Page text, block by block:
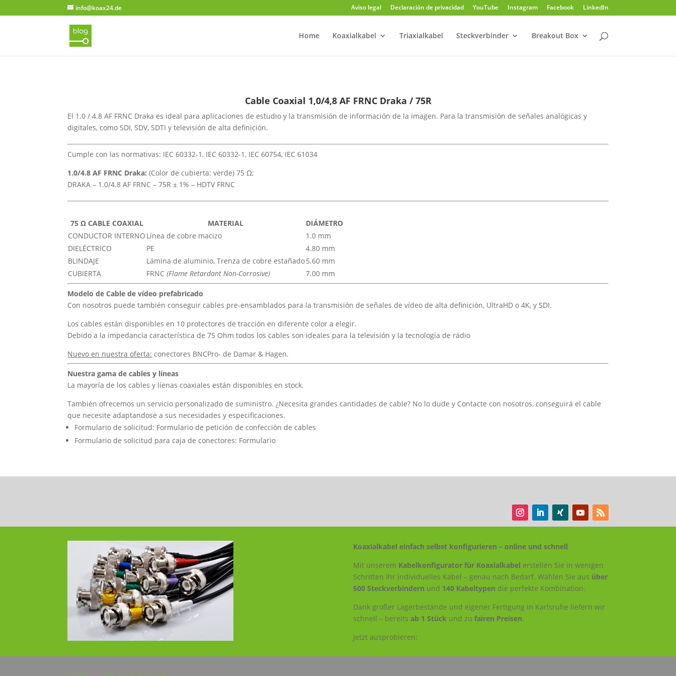
info@koax24.de Aviso legal Declaración de privacidad YouTube Instagram Facebook LinkedIn
Home Koaxialkabel Triaxialkabel Steckverbinder Breakout Box
Cable Coaxial 1,0/4,8 AF FRNC Draka / 75R
El 1.0 / 4.8 AF FRNC Draka es ideal para aplicaciones de estudio y la transmisión de información de la imagen. Para la transmisión de señales analógicas y
digitales, como SDI, SDV, SDTI y televisión de alta definición.
Cumple con las normativas: IEC 60332-1, IEC 60332-1, IEC 60754, IEC 61034
1.0/4.8 AF FRNC Draka:(Color de cubierta: verde) 75 Ω;
DRAKA – 1.0/4.8 AF FRNC – 75R ± 1% – HDTV FRNC
75 Ω CABLE COAXIAL MATERIAL
DIÁMETRO
CONDUCTOR INTERNO Línea de cobre macizo
1.0 mm
DIELÉCTRICO
PE
4.80 mm
BLINDAJE
Lámina de aluminio, Trenza de cobre estañado5.60 mm
CUBIERTA
FRNC(Flame Retardant Non-Corrosive) 7.00 mm
Modelo de Cable de vídeo prefabricado
Con nosotros puede también conseguir cables pre-ensamblados para la transmisión de señales de vídeo de alta definición, UltraHD o 4K, y SDI.
Los cables están disponibles en 10 protectores de tracción en diferente color a elegir.
Debido a la impedancia característica de 75 Ohm todos los cables son ideales para la televisión y la tecnología de rádio
Nuevo en nuestra oferta: conectores BNCPro- de Damar & Hagen.
Nuestra gama de cables y líneas
La mayoría de los cables y líenas coaxiales están disponibles en stock.
También ofrecemos un servicio personalizado de suministro. ¿Necesita grandes cantidades de cable? No lo dude y Contacte con nosotros,conseguirá el cable
que necesite adaptandose a sus necesidades y especificaciones.
Formulario de solicitud: Formulario de petición de confección de cables
Formulario de solicitud para caja de conectores: Formulario
Koaxialkabel einfach selbst konfigurieren – online und schnell
Mit unserem Kabelkonfigurator für Koaxialkabel erstellen Sie in wenigen
Schritten Ihr individuelles Kabel – genau nach Bedarf. Wählen Sie aus über
500 Steckverbindern und 140 Kabeltypen die perfekte Kombination.
Dank großer Lagerbestände und eigener Fertigung in Karlsruhe liefern wir
schnell – bereits ab 1 Stückund zu fairen Preisen.
Jetzt ausprobieren: